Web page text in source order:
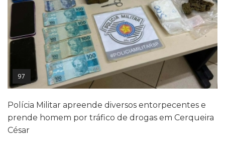
97
Polícia Militar apreende diversos entorpecentes e
prende homem por tráfico de drogas em Cerqueira
César